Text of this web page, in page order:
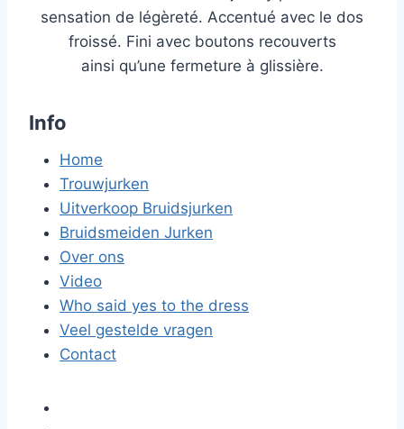
sensation de légèreté. Accentué avec le dos
froissé. Fini avec boutons recouverts
ainsi qu’une fermeture à glissière.
Info
Home
Trouwjurken
Uitverkoop Bruidsjurken
Bruidsmeiden Jurken
Over ons
Video
Who said yes to the dress
Veel gestelde vragen
Contact